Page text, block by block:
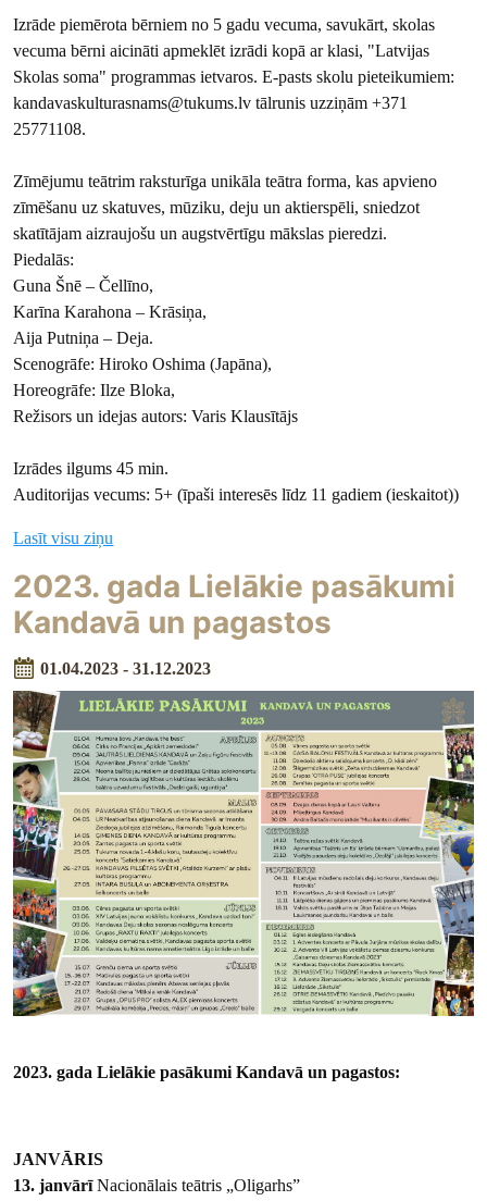
Izrāde piemērota bērniem no 5 gadu vecuma, savukārt, skolas
vecuma bērni aicināti apmeklēt izrādi kopā ar klasi, "Latvijas
Skolas soma" programmas ietvaros. E-pasts skolu pieteikumiem:
kandavaskulturasnams@tukums.lv tālrunis uzziņām +371
25771108.
Zīmējumu teātrim raksturīga unikāla teātra forma, kas apvieno
zīmēšanu uz skatuves, mūziku, deju un aktierspēli, sniedzot
skatītājam aizraujošu un augstvērtīgu mākslas pieredzi.
Piedalās:
Guna Šnē – Čellīno,
Karīna Karahona – Krāsiņa,
Aija Putniņa – Deja.
Scenogrāfe: Hiroko Oshima (Japāna),
Horeogrāfe: Ilze Bloka,
Režisors un idejas autors: Varis Klausītājs
Izrādes ilgums 45 min.
Auditorijas vecums: 5+ (īpaši interesēs līdz 11 gadiem (ieskaitot))
Lasīt visu ziņu
2023. gada Lielākie pasākumi
Kandavā un pagastos
01.04.2023 - 31.12.2023
2023. gada Lielākie pasākumi Kandavā un pagastos:
JANVĀRIS
13. janvārīNacionālais teātris „Oligarhs”